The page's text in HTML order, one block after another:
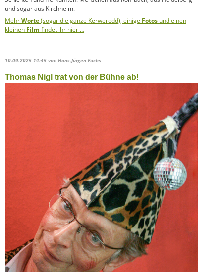
und sogar aus Kirchheim.
MehrWorte(sogar die ganze Kerweredd), einige Fotos und einen
kleinen Film findet ihr hier …
10.09.2025 14:45 von Hans-Jürgen Fuchs
Thomas Nigl trat von der Bühne ab!